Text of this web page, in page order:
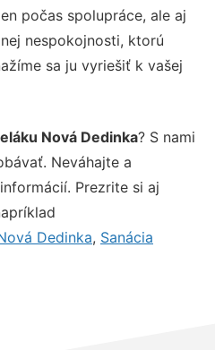
počas spolupráce, ale aj
nespokojnosti, ktorú
sa ju vyriešiť k vašej
Nová Dedinka? S nami
Neváhajte a
Prezrite si aj
Dedinka, Sanácia